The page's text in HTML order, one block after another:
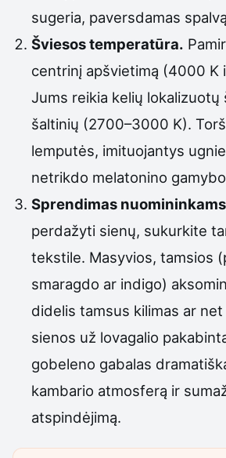
sugeria, paversdamas
Šviesos temperatūra.
centrinį apšvietimą (4000 K
Jums reikia kelių lokalizuotų
šaltinių (2700–3000 K).
lemputės, imituojantys
netrikdo melatonino
Sprendimas
perdažyti sienų, sukurkite
tekstile. Masyvios, tamsios
smaragdo ar indigo)
didelis tamsus kilimas ar
sienos už lovagalio
gobeleno gabalas
kambario atmosferą ir
atspindėjimą.